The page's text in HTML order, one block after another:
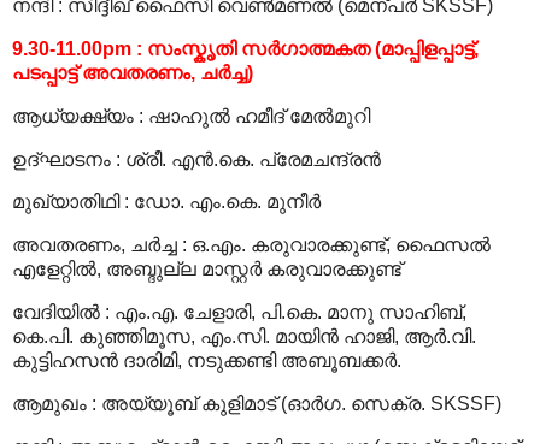
നന്ദി : സിദ്ദീഖ് ഫൈസി വെണ്‍മണല്‍ (മെന്പര്‍ SKSSF)
9.30-11.00pm : സംസ്കൃതി സര്‍ഗാത്മകത (മാപ്പിളപ്പാട്ട്,
പടപ്പാട്ട് അവതരണം, ചര്‍ച്ച)
ആധ്യക്ഷ്യം : ഷാഹുല്‍ ഹമീദ് മേല്‍മുറി
ഉദ്ഘാടനം : ശ്രീ. എന്‍.കെ. പ്രേമചന്ദ്രന്‍
മുഖ്യാതിഥി : ഡോ. എം.കെ. മുനീര്‍
അവതരണം, ചര്‍ച്ച : ഒ.എം. കരുവാരക്കുണ്ട്, ഫൈസല്‍
എളേറ്റില്‍, അബ്ദുല്ല മാസ്റ്റര്‍ കരുവാരക്കുണ്ട്
വേദിയില്‍ : എം.എ. ചേളാരി, പി.കെ. മാനു സാഹിബ്,
കെ.പി. കുഞ്ഞിമൂസ, എം.സി. മായിന്‍ ഹാജി, ആര്‍.വി.
കുട്ടിഹസന്‍ ദാരിമി, നടുക്കണ്ടി അബൂബക്കര്‍.
ആമുഖം : അയ്യൂബ് കുളിമാട് (ഓര്‍ഗ. സെക്ര. SKSSF)